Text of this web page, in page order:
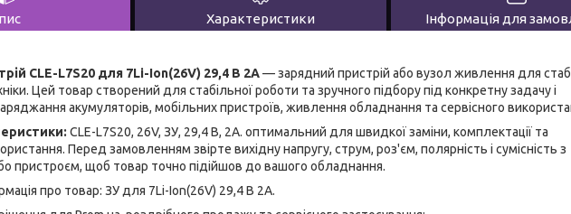
Характеристики Інформація для
CLE-L7S20 для 7Li-Ion(26V) 29,4 В 2A— зарядний пристрій або вузол живлення для
Цей товар створений для стабільної роботи та зручного підбору під конкретну задачу і
акумуляторів, мобільних пристроїв, живлення обладнання та сервісного
CLE-L7S20, 26V, ЗУ, 29,4 В, 2A. оптимальний для швидкої заміни, комплектації та
Перед замовленням звірте вихідну напругу, струм, роз'єм, полярність і сумісність з
пристроєм, щоб товар точно підійшов до вашого обладнання.
про товар: ЗУ для 7Li-Ion(26V) 29,4 В 2A.